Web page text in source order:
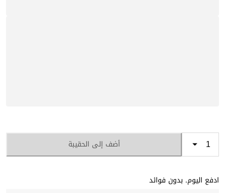
أضف إلى الحقيبة
ادفع اليوم. بدون فوائد